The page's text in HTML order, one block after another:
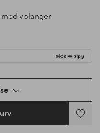
volanger
Legg